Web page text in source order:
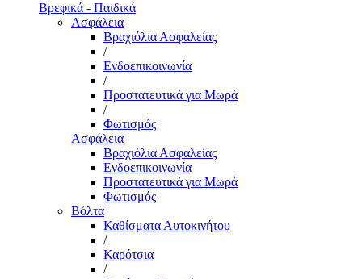
Βρεφικά - Παιδικά
Ασφάλεια
Βραχιόλια Ασφαλείας
/
Ενδοεπικοινωνία
/
Προστατευτικά για Μωρά
/
Φωτισμός
Ασφάλεια
Βραχιόλια Ασφαλείας
Ενδοεπικοινωνία
Προστατευτικά για Μωρά
Φωτισμός
Βόλτα
Καθίσματα Αυτοκινήτου
/
Καρότσια
/